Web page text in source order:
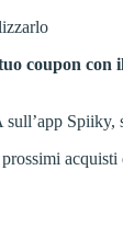
coupon con
Spiiky,
acquisti